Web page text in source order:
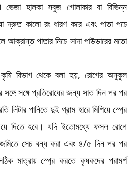
হালকা সবুজ গোলাকার বা বিভিন্ন
দ্রুত কালো রং ধারণ করে এবং পাতা পচে
আক্রান্ত পাতার নিচে সাদা পাউডারের মতো
বিভাগ থেকে বলা হয়, রোগের অনুকূল
সঙ্গে সঙ্গে প্রতিরোধের জন্য সাত দিন পর পর
পানিতে দুই গ্রাম হারে মিশিয়ে স্প্রে
দিতে হবে। যদি ইতোমধ্যে ফসল রোগে
সেচ বন্ধ করা এবং ৪/৫ দিন পর পর
মাত্রায় স্প্রে করতে কৃষকদের পরামর্শ